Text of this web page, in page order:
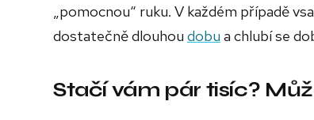
„pomocnou“ ruku. V každém případě
dostatečně dlouhou dobu a chlubí se
Stačí vám pár tisíc?